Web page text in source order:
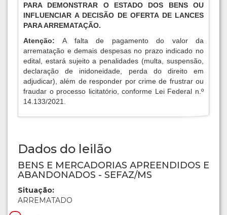
PARA DEMONSTRAR O ESTADO DOS BENS OU
INFLUENCIAR A DECISÃO DE OFERTA DE LANCES
PARA ARREMATAÇÃO.
Atenção:A falta de pagamento do valor da
arrematação e demais despesas no prazo indicado no
edital, estará sujeito a penalidades (multa, suspensão,
declaração de inidoneidade, perda do direito em
adjudicar), além de responder por crime de frustrar ou
fraudar o processo licitatório, conforme Lei Federal n.º
14.133/2021.
Dados do leilão
BENS E MERCADORIAS APREENDIDOS E
ABANDONADOS - SEFAZ/MS
Situação:
ARREMATADO